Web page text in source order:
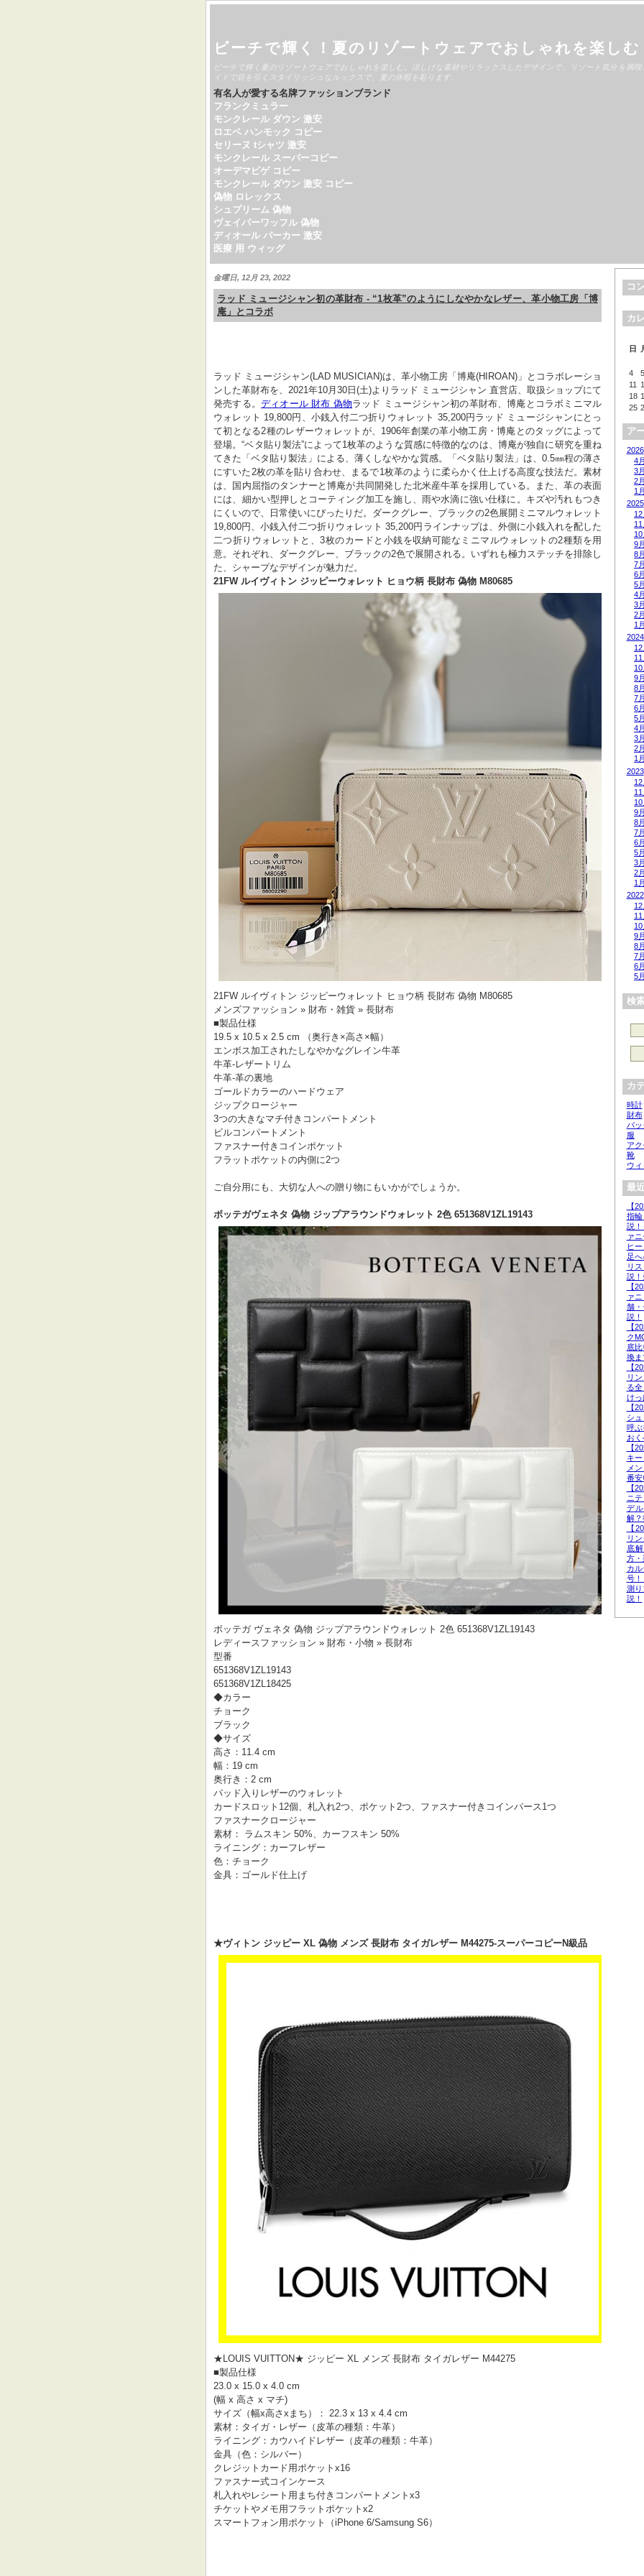
ビーチで輝く！夏のリゾートウェアでおしゃれを楽しむ
ビーチで輝く夏のリゾートウェアでおしゃれを楽しむ。涼しげな素材やリラックスしたデザインで、リゾート気分を満
イドで目を引くスタイリッシュなルックスで、夏の休暇を彩ります。
有名人が愛する名牌ファッションブランド
フランクミュラー
モンクレール ダウン 激安
ロエベ ハンモック コピー
セリーヌ tシャツ 激安
モンクレール スーパーコピー
オーデマピゲ コピー
モンクレール ダウン 激安 コピー
偽物 ロレックス
シュプリーム 偽物
ヴェイパーワッフル 偽物
ディオール パーカー 激安
医療 用 ウィッグ
金曜日, 12月 23, 2022
ラッド ミュージシャン初の革財布 - “1枚革”のようにしなやかなレザー、革小物工房「博
庵」とコラボ
ラッド ミュージシャン(LAD MUSICIAN)は、革小物工房「博庵(HIROAN)」とコラボレーショ
ンした革財布を、2021年10月30日(土)よりラッド ミュージシャン 直営店、取扱ショップにて
発売する。 ディオール 財布 偽物ラッド ミュージシャン初の革財布、博庵とコラボミニマル
ウォレット 19,800円、小銭入付二つ折りウォレット 35,200円ラッド ミュージシャンにとっ
て初となる2種のレザーウォレットが、1906年創業の革小物工房・博庵とのタッグによって
登場。“ベタ貼り製法”によって1枚革のような質感に特徴的なのは、博庵が独自に研究を重ね
てきた「ベタ貼り製法」による、薄くしなやかな質感。「ベタ貼り製法」は、0.5㎜程の薄さ
にすいた2枚の革を貼り合わせ、まるで1枚革のように柔らかく仕上げる高度な技法だ。素材
は、国内屈指のタンナーと博庵が共同開発した北米産牛革を採用している。また、革の表面
には、細かい型押しとコーティング加工を施し、雨や水滴に強い仕様に。キズや汚れもつき
にくいので、日常使いにぴったりだ。ダークグレー、ブラックの2色展開ミニマルウォレット
19,800円、小銭入付二つ折りウォレット 35,200円ラインナップは、外側に小銭入れを配した
二つ折りウォレットと、3枚のカードと小銭を収納可能なミニマルウォレットの2種類を用
意。それぞれ、ダークグレー、ブラックの2色で展開される。いずれも極力ステッチを排除し
た、シャープなデザインが魅力だ。
21FW ルイヴィトン ジッピーウォレット ヒョウ柄 長財布 偽物 M80685
21FW ルイヴィトン ジッピーウォレット ヒョウ柄 長財布 偽物 M80685
メンズファッション » 財布・雑貨 » 長財布
■製品仕様
19.5 x 10.5 x 2.5 cm （奥行き×高さ×幅）
エンボス加工されたしなやかなグレイン牛革
牛革-レザートリム
牛革-革の裏地
ゴールドカラーのハードウェア
ジップクロージャー
3つの大きなマチ付きコンパートメント
ビルコンパートメント
ファスナー付きコインポケット
フラットポケットの内側に2つ
ご自分用にも、大切な人への贈り物にもいかがでしょうか。
ボッテガヴェネタ 偽物 ジップアラウンドウォレット 2色 651368V1ZL19143
ボッテガ ヴェネタ 偽物 ジップアラウンドウォレット 2色 651368V1ZL19143
レディースファッション » 財布・小物 » 長財布
型番
651368V1ZL19143
651368V1ZL18425
◆カラー
チョーク
ブラック
◆サイズ
高さ：11.4 cm
幅：19 cm
奥行き：2 cm
パッド入りレザーのウォレット
カードスロット12個、札入れ2つ、ポケット2つ、ファスナー付きコインパース1つ
ファスナークロージャー
素材： ラムスキン 50%、カーフスキン 50%
ライニング：カーフレザー
色：チョーク
金具：ゴールド仕上げ
★ヴィトン ジッピー XL 偽物 メンズ 長財布 タイガレザー M44275-スーパーコピーN級品
★LOUIS VUITTON★ ジッピー XL メンズ 長財布 タイガレザー M44275
■製品仕様
23.0 x 15.0 x 4.0 cm
(幅 x 高さ x マチ)
サイズ（幅x高さxまち）： 22.3 x 13 x 4.4 cm
素材：タイガ・レザー（皮革の種類：牛革）
ライニング：カウハイドレザー（皮革の種類：牛革）
金具（色：シルバー）
クレジットカード用ポケットx16
ファスナー式コインケース
札入れやレシート用まち付きコンパートメントx3
チケットやメモ用フラットポケットx2
スマートフォン用ポケット（iPhone 6/Samsung S6）
コ
カ
日
4
5
11
18
25
ア
2026
4月
3月
2月
1月
2025
12
11
10
9月
8月
7月
6月
5月
4月
3月
2月
1月
2024
12
11
10
9月
8月
7月
6月
5月
4月
3月
2月
1月
2023
12
11
10
9月
8月
7月
6月
5月
3月
2月
1月
2022
12
11
10
9月
8月
7月
6月
5月
検
カ
時計
財布
バッ
服
ア
靴
ウ
最
【
指
説
ァ
ヒ
足
リ
説！
【
ァ
舗
説！
【
ク
底
換ま
【
リ
る
けっ
【
シ
呼
お
【
キ
メ
番安
【
ニ
デ
解？
【
リ
底
方・
カ
号
測
説！